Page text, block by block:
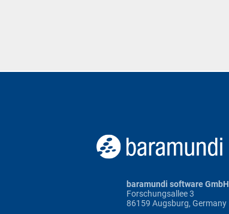
baramundi software GmbH
Forschungsallee 3
86159 Augsburg, Germany